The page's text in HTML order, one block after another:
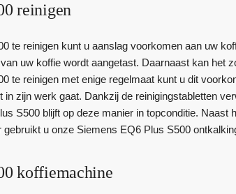
reinigen
te reinigen kunt u aanslag voorkomen aan uw
uw koffie wordt aangetast. Daarnaast kan het
te reinigen met enige regelmaat kunt u dit
in zijn werk gaat. Dankzij de reinigingstabletten
S500 blijft op deze manier in topconditie.
u onze Siemens EQ6 Plus S500
koffiemachine